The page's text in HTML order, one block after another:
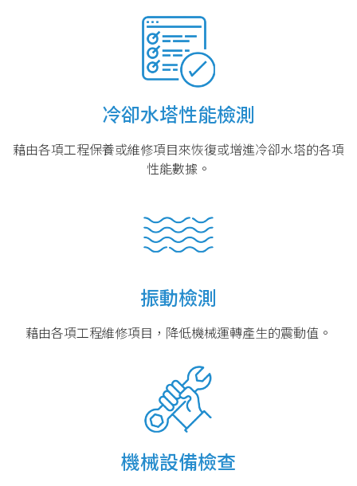
冷卻水塔性能檢測
藉由各項工程保養或維修項目來恢復或增進冷卻水塔的各項
性能數據。
振動檢測
藉由各項工程維修項目，降低機械運轉產生的震動值。
機械設備檢查